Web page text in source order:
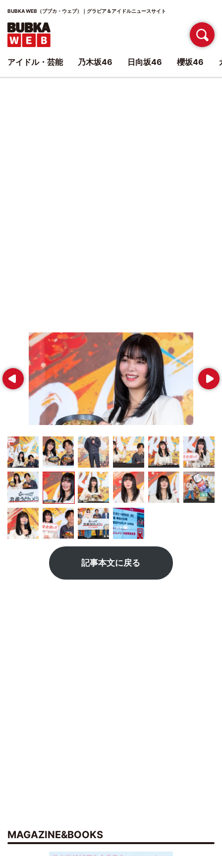
BUBKA WEB（ブブカ・ウェブ）｜グラビア＆アイドルニュースサイト
Prev Next
記事本文に戻る
MAGAZINE&BOOKS
アイドル・芸能 乃木坂46 日向坂46 櫻坂46